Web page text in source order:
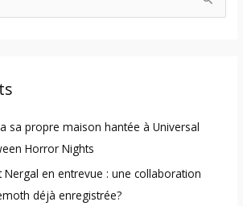
sa propre maison hantée à Universal
Horror Nights
Nergal en entrevue : une collaboration
déjà enregistrée?